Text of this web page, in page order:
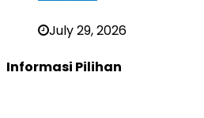
July 29, 2026
Informasi Pilihan